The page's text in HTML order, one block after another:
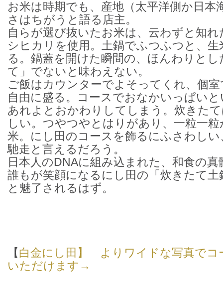
お米は時期でも、産地（太平洋側か日本
さはちがうと語る店主。
自らが選び抜いたお米は、云わずと知れ
シヒカリを使用。土鍋でふつふつと、
る。鍋蓋を開けた瞬間の、ほんわりと
て」でないと味わえない。
ご飯はカウンターでよそってくれ、個
自由に盛る。コースでおなかいっぱい
あれよとおかわりしてしまう。炊きた
しい。つやつやとはりがあり、一粒一
米。にし田のコースを飾るにふさわし
馳走と言えるだろう。
日本人のDNAに組み込まれた、和食の
誰もが笑顔になるにし田の「炊きたて
と魅了されるはず。
【 白金にし田】 よりワイドな写真でコ
いただけます→